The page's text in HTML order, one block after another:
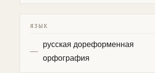
ЯЗЫК
русская дореформенная
орфография